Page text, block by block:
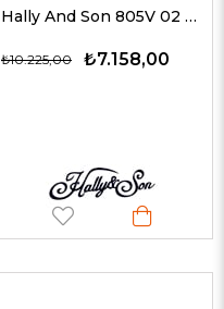
Hally And Son 805V 02 50-18 Klipsli
₺7.158,00
₺10.225,00